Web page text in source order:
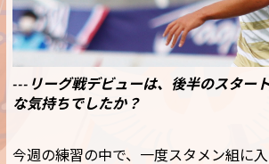
---リーグ戦デビューは、後半のスター
な気持ちでしたか？
今週の練習の中で、一度スタメン組に